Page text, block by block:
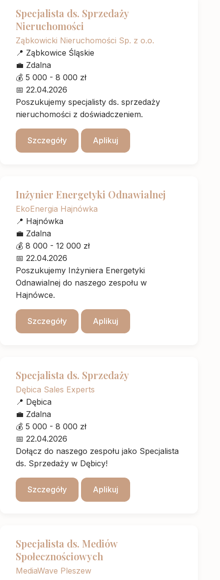
Specjalista ds. Sprzedaży
Nieruchomości
Ząbkowicki Nieruchomości Sp. z o.o.
📍 Ząbkowice Śląskie
💼 Zdalna
💰 5 000 - 8 000 zł
📅 22.04.2026
Poszukujemy specjalisty ds. sprzedaży
nieruchomości z doświadczeniem.
Szczegóły Aplikuj
Inżynier Energetyki Odnawialnej
EkoEnergia Hajnówka
📍 Hajnówka
💼 Zdalna
💰 8 000 - 12 000 zł
📅 22.04.2026
Poszukujemy Inżyniera Energetyki
Odnawialnej do naszego zespołu w
Hajnówce.
Szczegóły Aplikuj
Specjalista ds. Sprzedaży
Dębica Sales Experts
📍 Dębica
💼 Zdalna
💰 5 000 - 8 000 zł
📅 22.04.2026
Dołącz do naszego zespołu jako Specjalista
ds. Sprzedaży w Dębicy!
Szczegóły Aplikuj
Specjalista ds. Mediów
Społecznościowych
MediaWave Pleszew